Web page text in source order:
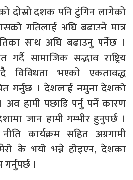
दोस्रो दशक पनि टुंगिन लागेको
गतिलाई अघि बढाउने मात्र
साथ अघि बढाउनु पर्नेछ ।
गर्दै सामाजिक सद्भाव राष्ट्रिय
विविधता भएको एकतावद्ध
गर्नुछ । देशलाई नमुना देशको
हामी पछाडि पर्नु पर्ने कारण
जान हामी गम्भीर हुनुपर्छ ।
कार्यक्रम सहित अग्रगामी
के भयो भन्ने होइएन, देशका
।